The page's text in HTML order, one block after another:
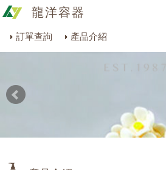
龍洋容器
訂單查詢
產品介紹
商品搜尋
餐飲器具系列
生活雜貨系列
最新消息